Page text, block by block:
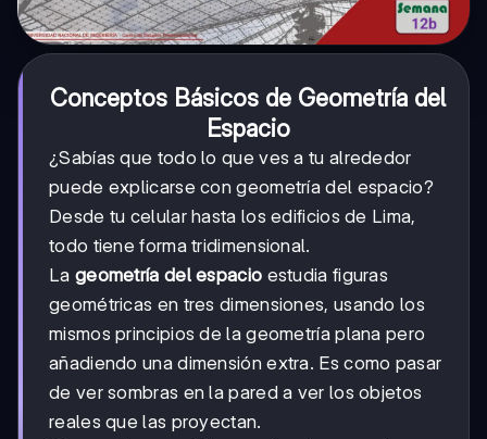
Conceptos Básicos de Geometría del
Espacio
¿Sabías que todo lo que ves a tu alrededor
puede explicarse con geometría del espacio?
Desde tu celular hasta los edificios de Lima,
todo tiene forma tridimensional.
La geometría del espacio estudia figuras
geométricas en tres dimensiones, usando los
mismos principios de la geometría plana pero
añadiendo una dimensión extra. Es como pasar
de ver sombras en la pared a ver los objetos
reales que las proyectan.